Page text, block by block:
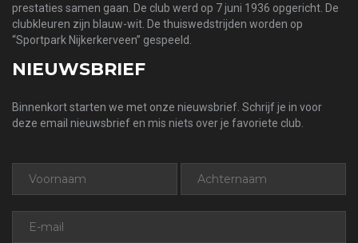
prestaties samen gaan. De club werd op 7 juni 1936 opgericht. De
clubkleuren zijn blauw-wit. De thuiswedstrijden worden op
“Sportpark Nijkerkerveen” gespeeld.
NIEUWSBRIEF
Binnenkort starten we met onze nieuwsbrief. Schrijf je in voor
deze email nieuwsbrief en mis niets over je favoriete club.